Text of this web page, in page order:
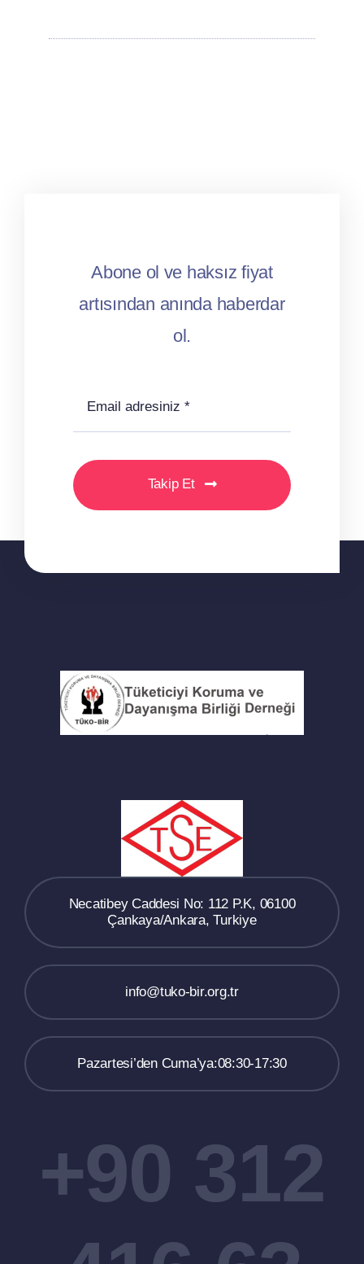
Abone ol ve haksız fiyat
artısından anında haberdar
ol.
Takip Et
Necatibey Caddesi No: 112 P.K, 06100
Çankaya/Ankara, Turkiye
info@tuko-bir.org.tr
Pazartesi’den Cuma’ya:08:30-17:30
+90 312